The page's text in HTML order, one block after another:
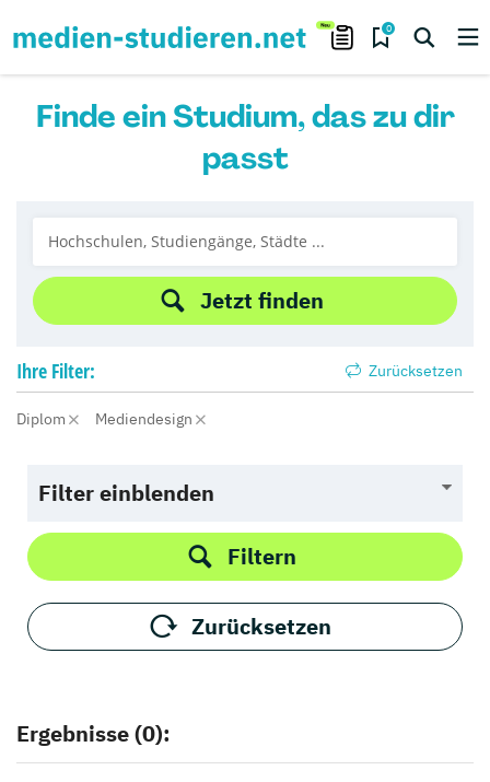
0
Finde ein Studium, das zu dir
passt
Jetzt finden
Ihre Filter: Zurücksetzen
Diplom Mediendesign
Filter einblenden
Filtern
Zurücksetzen
Ergebnisse (0):